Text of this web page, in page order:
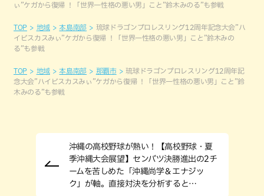
ぃ”ケガから復帰 ！「世界一性格の悪い男」こと”鈴木みのる”も参戦
TOP 地域 本島南部
琉球ドラゴンプロレスリング12周年記念大会”ハ
イビスカスみぃ”ケガから復帰 ！「世界一性格の悪い男」こと”鈴木みの
る”も参戦
TOP 地域 本島南部 那覇市
琉球ドラゴンプロレスリング12周年記
念大会”ハイビスカスみぃ”ケガから復帰 ！「世界一性格の悪い男」こと”鈴
木みのる”も参戦
沖縄の高校野球が熱い！【高校野球・夏
季沖縄大会展望】センバツ決勝進出の2チ
ームを苦しめた「沖縄尚学＆エナジッ
ク」が軸。直接対決を分析すると…